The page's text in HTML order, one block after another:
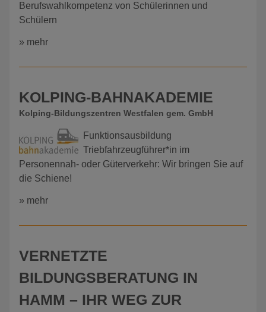
Berufswahlkompetenz von Schülerinnen und
Schülern
» mehr
KOLPING-BAHNAKADEMIE
Kolping-Bildungszentren Westfalen gem. GmbH
Funktionsausbildung
Triebfahrzeugführer*in im
Personennah- oder Güterverkehr: Wir bringen Sie auf
die Schiene!
» mehr
VERNETZTE
BILDUNGSBERATUNG IN
HAMM – IHR WEG ZUR